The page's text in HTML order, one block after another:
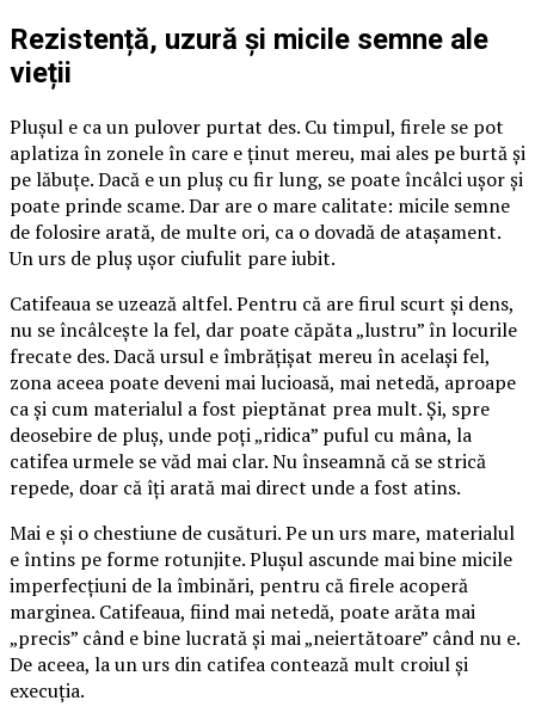
Rezistență, uzură și micile semne ale
vieții
Plușul e ca un pulover purtat des. Cu timpul, firele se pot
aplatiza în zonele în care e ținut mereu, mai ales pe burtă și
pe lăbuțe. Dacă e un pluș cu fir lung, se poate încâlci ușor și
poate prinde scame. Dar are o mare calitate: micile semne
de folosire arată, de multe ori, ca o dovadă de atașament.
Un urs de pluș ușor ciufulit pare iubit.
Catifeaua se uzează altfel. Pentru că are firul scurt și dens,
nu se încâlcește la fel, dar poate căpăta „lustru” în locurile
frecate des. Dacă ursul e îmbrățișat mereu în același fel,
zona aceea poate deveni mai lucioasă, mai netedă, aproape
ca și cum materialul a fost pieptănat prea mult. Și, spre
deosebire de pluș, unde poți „ridica” puful cu mâna, la
catifea urmele se văd mai clar. Nu înseamnă că se strică
repede, doar că îți arată mai direct unde a fost atins.
Mai e și o chestiune de cusături. Pe un urs mare, materialul
e întins pe forme rotunjite. Plușul ascunde mai bine micile
imperfecțiuni de la îmbinări, pentru că firele acoperă
marginea. Catifeaua, fiind mai netedă, poate arăta mai
„precis” când e bine lucrată și mai „neiertătoare” când nu e.
De aceea, la un urs din catifea contează mult croiul și
execuția.